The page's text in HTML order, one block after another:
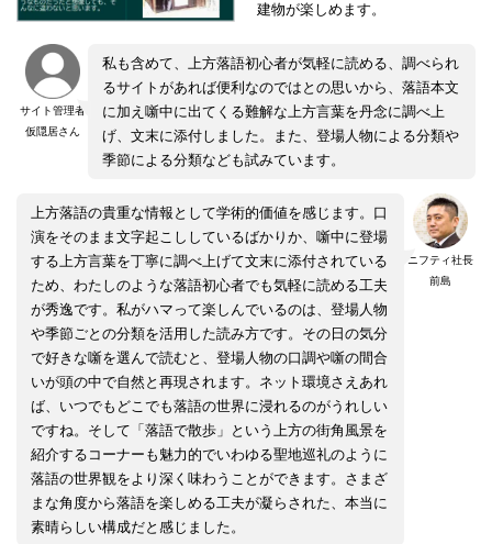
建物が楽しめます。
サイト管理者
仮隠居さん
私も含めて、上方落語初心者が気軽に読める、調べられ
るサイトがあれば便利なのではとの思いから、落語本文
に加え噺中に出てくる難解な上方言葉を丹念に調べ上
げ、文末に添付しました。また、登場人物による分類や
季節による分類なども試みています。
ニフティ社長
前島
上方落語の貴重な情報として学術的価値を感じます。口
演をそのまま文字起こししているばかりか、噺中に登場
する上方言葉を丁寧に調べ上げて文末に添付されている
ため、わたしのような落語初心者でも気軽に読める工夫
が秀逸です。私がハマって楽しんでいるのは、登場人物
や季節ごとの分類を活用した読み方です。その日の気分
で好きな噺を選んで読むと、登場人物の口調や噺の間合
いが頭の中で自然と再現されます。ネット環境さえあれ
ば、いつでもどこでも落語の世界に浸れるのがうれしい
ですね。そして「落語で散歩」という上方の街角風景を
紹介するコーナーも魅力的でいわゆる聖地巡礼のように
落語の世界観をより深く味わうことができます。さまざ
まな角度から落語を楽しめる工夫が凝らされた、本当に
素晴らしい構成だと感じました。